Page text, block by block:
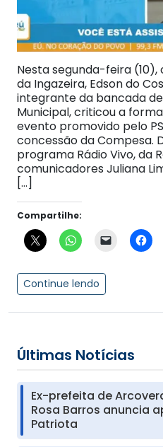
Nesta segunda-feira
da Ingazeira, Edson do
integrante da bancada
Municipal, criticou a
evento promovido pelo
concessão da Compesa.
programa Rádio Vivo, da
comunicadores Juliana
[…]
Compartilhe:
Continue lendo
Últimas Notícias
Ex-prefeita de
Rosa Barros anuncia
Patriota